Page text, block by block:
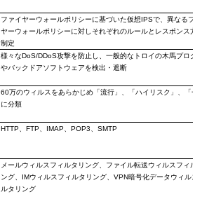
ファイヤーウォールポリシーに基づいた仮想IPSで、異なるフ
ヤーウォールポリシーに対しそれぞれのルールとレスポンス方
制定
様々なDoS/DDoS攻撃を防止し 一般的な トロイの木馬プログ
やバックドアソフトウェアを検出・遮断
60万のウィルスをあらかじめ「流行」、「ハイリスク」、「一
に分類
HTTP、 FTP、 IMAP、 POP3 SMTP
メールウィルスフィルタリング、ファイル転送ウィルスフィル
ング、
IMウィルスフィルタリング、 VPN暗号化データウィルス
ルタリング